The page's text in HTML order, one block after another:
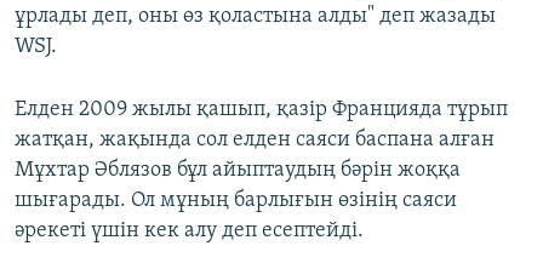
ұрлады деп, оны өз қоластына алды" деп жазады
WSJ.
Елден 2009 жылы қашып, қазір Францияда тұрып
жатқан, жақында сол елден саяси баспана алған
Мұхтар Әблязов бұл айыптаудың бәрін жоққа
шығарады. Ол мұның барлығын өзінің саяси
әрекеті үшін кек алу деп есептейді.